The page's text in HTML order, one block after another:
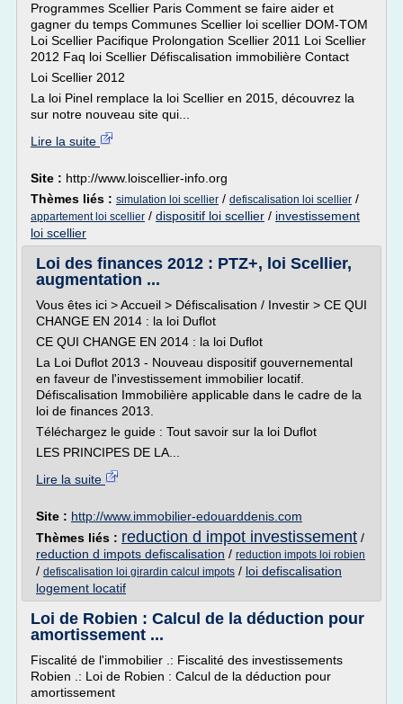
Programmes Scellier Paris Comment se faire aider et
gagner du temps Communes Scellier loi scellier DOM-TOM
Loi Scellier Pacifique Prolongation Scellier 2011 Loi Scellier
2012 Faq loi Scellier Défiscalisation immobilière Contact
Loi Scellier 2012
La loi Pinel remplace la loi Scellier en 2015, découvrez la
sur notre nouveau site qui...
Lire la suite
Site : http://www.loiscellier-info.org
Thèmes liés : simulation loi scellier / defiscalisation loi scellier /
appartement loi scellier / dispositif loi scellier / investissement
loi scellier
Loi des finances 2012 : PTZ+, loi Scellier,
augmentation ...
Vous êtes ici > Accueil > Défiscalisation / Investir > CE QUI
CHANGE EN 2014 : la loi Duflot
CE QUI CHANGE EN 2014 : la loi Duflot
La Loi Duflot 2013 - Nouveau dispositif gouvernemental
en faveur de l'investissement immobilier locatif.
Défiscalisation Immobilière applicable dans le cadre de la
loi de finances 2013.
Téléchargez le guide : Tout savoir sur la loi Duflot
LES PRINCIPES DE LA...
Lire la suite
Site : http://www.immobilier-edouarddenis.com
Thèmes liés : reduction d impot investissement /
reduction d impots defiscalisation / reduction impots loi robien
/ defiscalisation loi girardin calcul impots / loi defiscalisation
logement locatif
Loi de Robien : Calcul de la déduction pour
amortissement ...
Fiscalité de l'immobilier .: Fiscalité des investissements
Robien .: Loi de Robien : Calcul de la déduction pour
amortissement